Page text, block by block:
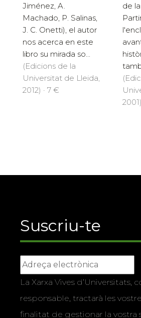
Jiménez, A.
Machado, P. Salinas,
J. C. Onetti), el autor
nos acerca en este
libro su mirada so...
(Edicions de la
Universitat de Lleida,
2012) · 7 €
de
Suscriu-te
La Xarxa Vives d’Universitats,
responsable, tractarà les
finalitat de gestionar la vostra